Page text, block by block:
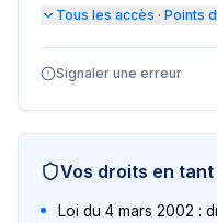
Tous les accès · Points
Signaler une erreur
Vos droits en
Loi du 4 mars 2002 :